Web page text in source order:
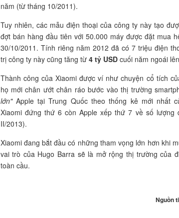
năm (từ tháng 10/2011).
Tuy nhiên, các mẫu điện thoại của công ty này tạo
đợt bán hàng đầu tiên với 50.000 máy được đặt mua
30/10/2011. Tính riêng năm 2012 đã có 7 triệu điện
trị công ty này cũng tăng từ4 tỷ USDcuối năm ngoái lên
Thành công của Xiaomi được ví như chuyện cổ tích
họ mới chân ướt chân ráo bước vào thị trường
lớn"Apple tại Trung Quốc theo thống kê mới nhất
Xiaomi đứng thứ 6 còn Apple xếp thứ 7 về số lượng
II/2013).
Xiaomi đang bắt đầu có những tham vọng lớn hơn khi
vai trò của Hugo Barra sẽ là mở rộng thị trường của
toàn cầu.
Nguồn